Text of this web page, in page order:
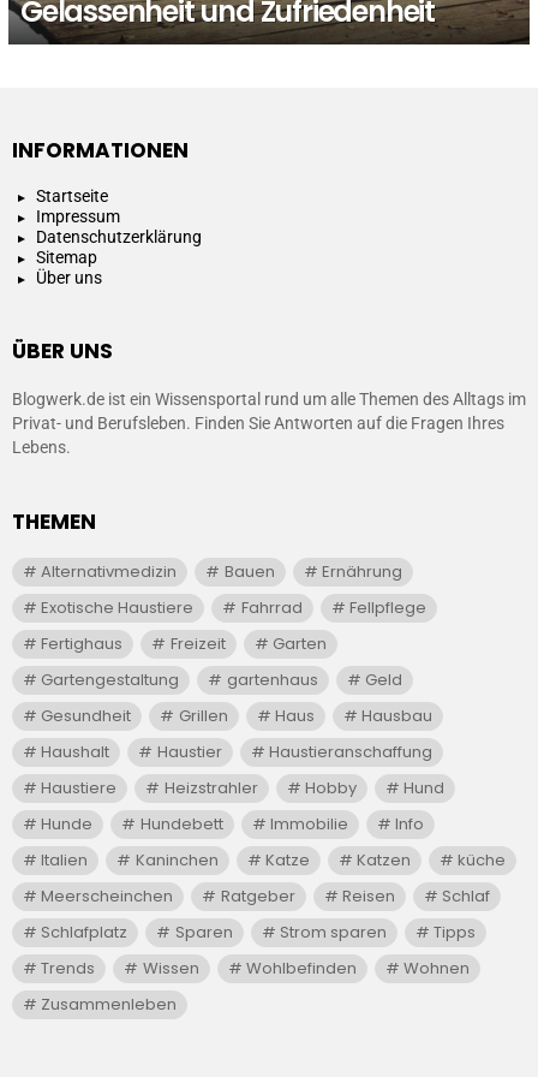
Gelassenheit und Zufriedenheit
INFORMATIONEN
Startseite
Impressum
Datenschutzerklärung
Sitemap
Über uns
ÜBER UNS
Blogwerk.de ist ein Wissensportal rund um alle Themen des Alltags im
Privat- und Berufsleben. Finden Sie Antworten auf die Fragen Ihres
Lebens.
THEMEN
Alternativmedizin Bauen
Ernährung
Exotische Haustiere
Fahrrad
Fellpflege
Fertighaus
Freizeit
Garten
Gartengestaltung
gartenhaus
Geld
Gesundheit
Grillen Haus
Hausbau
Haushalt
Haustier
Haustieranschaffung
Haustiere
Heizstrahler Hobby
Hund
Hunde
Hundebett Immobilie
Info
Italien
Kaninchen Katze Katzen
küche
Meerscheinchen
Ratgeber Reisen
Schlaf
Schlafplatz
Sparen Strom sparen
Tipps
Trends
Wissen Wohlbefinden
Wohnen
Zusammenleben